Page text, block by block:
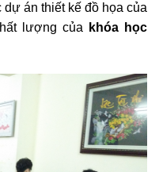
dự án thiết kế đồ họa của
lượng của
khóa học